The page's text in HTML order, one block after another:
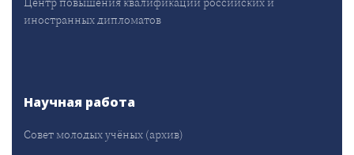
иностранных дипломатов
Научная работа
Совет молодых учёных (архив)